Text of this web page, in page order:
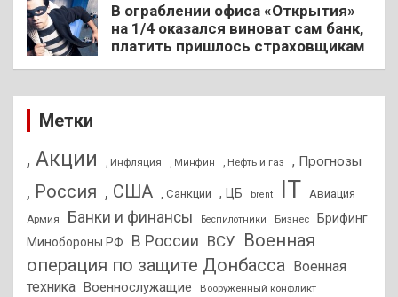
В ограблении офиса «Открытия»
на 1/4 оказался виноват сам банк,
платить пришлось страховщикам
Метки
, Акции , Инфляция , Минфин , Нефть и газ , Прогнозы
, Россия , США , Санкции , ЦБ brent IT Авиация
Армия Банки и финансы Беспилотники Бизнес
Брифинг
Минобороны РФ
В России ВСУ Военная
операция по защите Донбасса
Военная
техника
Военнослужащие Вооруженный конфликт